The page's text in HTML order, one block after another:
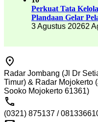
Perkuat Tata
Plandaan Gelar
3 Agustus 20262
Radar Jombang (Jl Dr
Timur) & Radar Mojokerto
Sooko Mojokerto 61361)
(0321) 875137 /